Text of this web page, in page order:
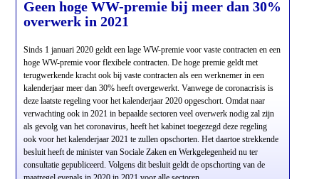
Geen hoge WW-premie bij meer dan 30%
overwerk in 2021
Sinds 1 januari 2020 geldt een lage WW-premie voor vaste contracten en een
hoge WW-premie voor flexibele contracten. De hoge premie geldt met
terugwerkende kracht ook bij vaste contracten als een werknemer in een
kalenderjaar meer dan 30% heeft overgewerkt. Vanwege de coronacrisis is
deze laatste regeling voor het kalenderjaar 2020 opgeschort. Omdat naar
verwachting ook in 2021 in bepaalde sectoren veel overwerk nodig zal zijn
als gevolg van het coronavirus, heeft het kabinet toegezegd deze regeling
ook voor het kalenderjaar 2021 te zullen opschorten. Het daartoe strekkende
besluit heeft de minister van Sociale Zaken en Werkgelegenheid nu ter
consultatie gepubliceerd. Volgens dit besluit geldt de opschorting van de